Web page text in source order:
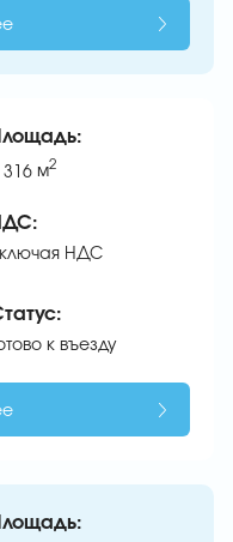
316 м2
НДС
к въезду